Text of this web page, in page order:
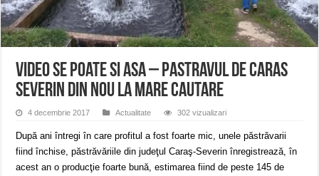
ANUNŢ OPRIRE APĂ în CARANSEBEȘ – 04.08.2026 – avarie – Calea
ANUNŢ OPRIRE APĂ în CARANSEBEȘ avarie
VIDEO Se poate si asa – Pastravul de Caras
Severin din nou la mare cautare
4 decembrie 2017 Actualitate 302 vizualizari
După ani întregi în care profitul a fost foarte mic, unele păstrăvarii
fiind închise, păstrăvăriile din judeţul Caraş-Severin înregistrează, în
acest an o producţie foarte bună, estimarea fiind de peste 145 de